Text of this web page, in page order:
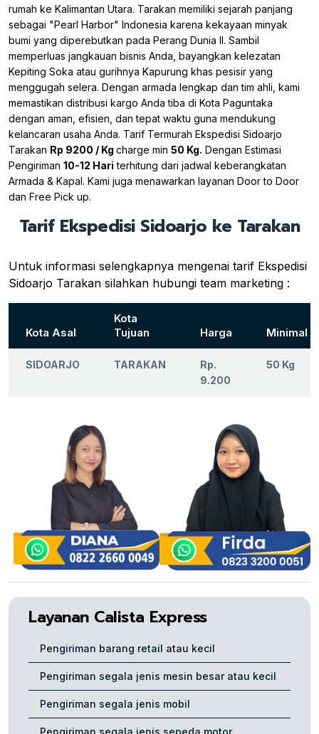
rumah ke Kalimantan Utara. Tarakan memiliki sejarah panjang
sebagai "Pearl Harbor" Indonesia karena kekayaan minyak
bumi yang diperebutkan pada Perang Dunia II. Sambil
memperluas jangkauan bisnis Anda, bayangkan kelezatan
Kepiting Soka atau gurihnya Kapurung khas pesisir yang
menggugah selera. Dengan armada lengkap dan tim ahli, kami
memastikan distribusi kargo Anda tiba di Kota Paguntaka
dengan aman, efisien, dan tepat waktu guna mendukung
kelancaran usaha Anda. Tarif Termurah Ekspedisi Sidoarjo
Tarakan Rp 9200 / Kg charge min 50 Kg. Dengan Estimasi
Pengiriman 10-12 Hari terhitung dari jadwal keberangkatan
Armada & Kapal. Kami juga menawarkan layanan Door to Door
dan Free Pick up.
Tarif Ekspedisi Sidoarjo ke Tarakan
Untuk informasi selengkapnya mengenai tarif Ekspedisi
Sidoarjo Tarakan silahkan hubungi team marketing :
Kota Asal
Kota
Tujuan
Harga Minimal
SIDOARJO TARAKAN
Rp.
9.200
50 Kg
Layanan Calista Express
Pengiriman barang retail atau kecil
Pengiriman segala jenis mesin besar atau kecil
Pengiriman segala jenis mobil
Pengiriman segala jenis sepeda motor